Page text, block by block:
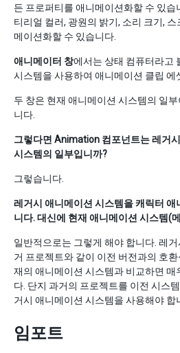
든 프로퍼티를 애니메이션화할 수 있습
티리얼 컬러, 광원의 밝기, 소리 크기,
메이션화할 수 있습니다.
애니메이터 창에서는 상태 컴퓨터라고
시스템을 사용하여 애니메이션 클립 에
두 창은 현재 애니메이션 시스템의 일
니다.
그렇다면 Animation 컴포넌트는 레거
시스템의 일부입니까?
그렇습니다.
레거시 애니메이션 시스템을 캐릭터
니다. 대신에 현재 애니메이션 시스템(
일반적으로는 그렇게 해야 합니다. 레
거 프로젝트와 같이 이전 버전과의 호
재의 애니메이션 시스템과 비교하면 매
다. 단지 과거의 프로젝트를 이전 시스
거시 애니메이션 시스템을 사용해야 합
임포트